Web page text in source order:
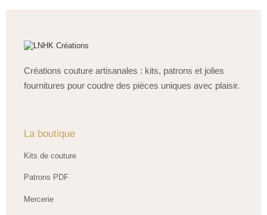
Créations couture artisanales : kits, patrons et jolies
fournitures pour coudre des pièces uniques avec plaisir.
La boutique
Kits de couture
Patrons PDF
Mercerie